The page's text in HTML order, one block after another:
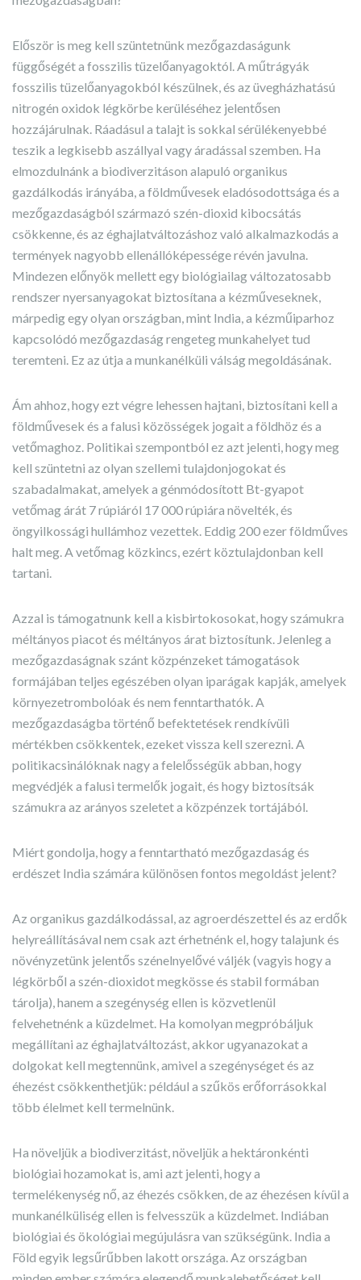
Először is meg kell szüntetnünk mezőgazdaságunk
függőségét a fosszilis tüzelőanyagoktól. A műtrágyák
fosszilis tüzelőanyagokból készülnek, és az üvegházhatású
nitrogén oxidok légkörbe kerüléséhez jelentősen
hozzájárulnak. Ráadásul a talajt is sokkal sérülékenyebbé
teszik a legkisebb aszállyal vagy áradással szemben. Ha
elmozdulnánk a biodiverzitáson alapuló organikus
gazdálkodás irányába, a földművesek eladósodottsága és a
mezőgazdaságból származó szén-dioxid kibocsátás
csökkenne, és az éghajlatváltozáshoz való alkalmazkodás a
termények nagyobb ellenállóképessége révén javulna.
Mindezen előnyök mellett egy biológiailag változatosabb
rendszer nyersanyagokat biztosítana a kézműveseknek,
márpedig egy olyan országban, mint India, a kézműiparhoz
kapcsolódó mezőgazdaság rengeteg munkahelyet tud
teremteni. Ez az útja a munkanélküli válság megoldásának.
Ám ahhoz, hogy ezt végre lehessen hajtani, biztosítani kell a
földművesek és a falusi közösségek jogait a földhöz és a
vetőmaghoz. Politikai szempontból ez azt jelenti, hogy meg
kell szüntetni az olyan szellemi tulajdonjogokat és
szabadalmakat, amelyek a génmódosított Bt-gyapot
vetőmag árát 7 rúpiáról 17 000 rúpiára növelték, és
öngyilkossági hullámhoz vezettek. Eddig 200 ezer földműves
halt meg. A vetőmag közkincs, ezért köztulajdonban kell
tartani.
Azzal is támogatnunk kell a kisbirtokosokat, hogy számukra
méltányos piacot és méltányos árat biztosítunk. Jelenleg a
mezőgazdaságnak szánt közpénzeket támogatások
formájában teljes egészében olyan iparágak kapják, amelyek
környezetrombolóak és nem fenntarthatók. A
mezőgazdaságba történő befektetések rendkívüli
mértékben csökkentek, ezeket vissza kell szerezni. A
politikacsinálóknak nagy a felelősségük abban, hogy
megvédjék a falusi termelők jogait, és hogy biztosítsák
számukra az arányos szeletet a közpénzek tortájából.
Miért gondolja, hogy a fenntartható mezőgazdaság és
erdészet India számára különösen fontos megoldást jelent?
Az organikus gazdálkodással, az agroerdészettel és az erdők
helyreállításával nem csak azt érhetnénk el, hogy talajunk és
növényzetünk jelentős szénelnyelővé váljék (vagyis hogy a
légkörből a szén-dioxidot megkösse és stabil formában
tárolja), hanem a szegénység ellen is közvetlenül
felvehetnénk a küzdelmet. Ha komolyan megpróbáljuk
megállítani az éghajlatváltozást, akkor ugyanazokat a
dolgokat kell megtennünk, amivel a szegénységet és az
éhezést csökkenthetjük: például a szűkös erőforrásokkal
több élelmet kell termelnünk.
Ha növeljük a biodiverzitást, növeljük a hektáronkénti
biológiai hozamokat is, ami azt jelenti, hogy a
termelékenység nő, az éhezés csökken, de az éhezésen kívül a
munkanélküliség ellen is felvesszük a küzdelmet. Indiában
biológiai és ökológiai megújulásra van szükségünk. India a
Föld egyik legsűrűbben lakott országa. Az országban